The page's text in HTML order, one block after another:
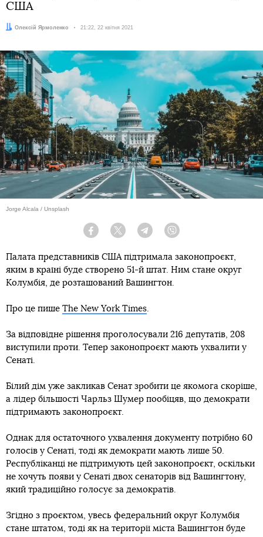
США
Автор:
Олексій Ярмоленко Дата:
21:22, 22 квітня 2021
Jorge Alcala / Unsplash
Facebook Twitter Telegram
Палата представників США підтримала законопроєкт,
яким в країні буде створено 51-й штат. Ним стане округ
Колумбія, де розташований Вашингтон.
Про це пише The New York Times.
За відповідне рішення проголосували 216 депутатів, 208
виступили проти. Тепер законопроєкт мають ухвалити у
Сенаті.
Білий дім уже закликав Сенат зробити це якомога скоріше,
а лідер більшості Чарльз Шумер пообіцяв, що демократи
підтримають законопроєкт.
Однак для остаточного ухвалення документу потрібно 60
голосів у Сенаті, тоді як демократи мають лише 50.
Республіканці не підтримують цей законопроєкт, оскільки
не хочуть появи у Сенаті двох сенаторів від Вашингтону,
який традиційно голосує за демократів.
Згідно з проєктом, увесь федеральний округ Колумбія
стане штатом, тоді як на території міста Вашингтон буде